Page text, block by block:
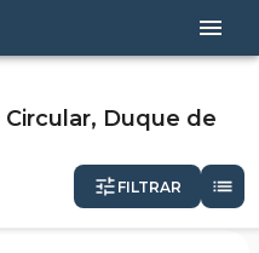
Circular, Duque de
FILTRAR